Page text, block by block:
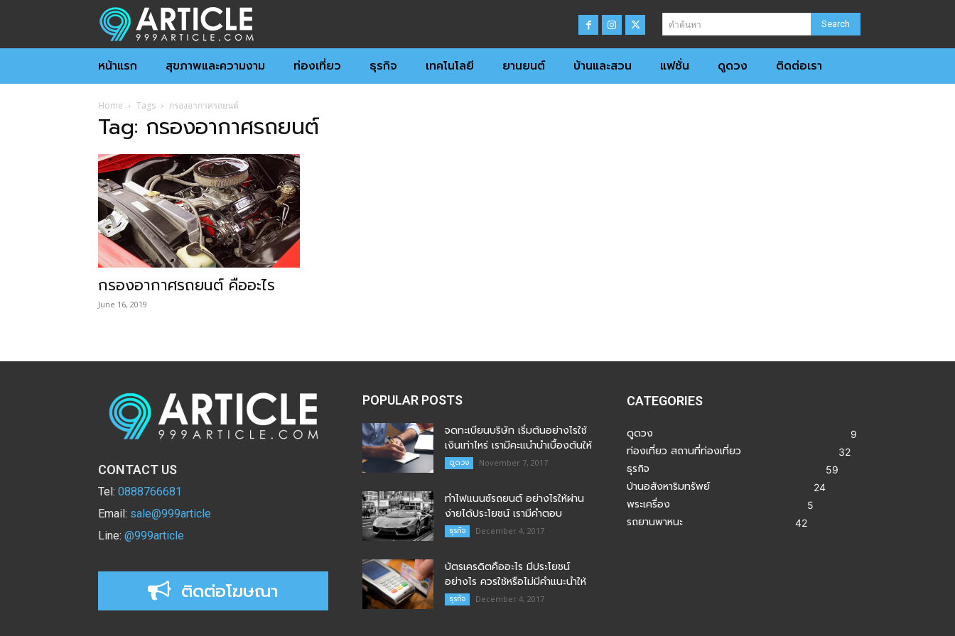
คำค้นหา Search
หน้าแรก สุขภาพและความงาม ท่องเที่ยว ธุรกิจ เทคโนโลยี ยานยนต์ บ้านและสวน แฟชั่น ดูดวง ติดต่อเรา
Home Tags กรองอากาศรถยนต์
Tag: กรองอากาศรถยนต์
กรองอากาศรถยนต์ คืออะไร
June 16, 2019
CONTACT US
Tel: 0888766681
Email: sale@999article
Line: @999article
ติดต่อโฆษณา
POPULAR POSTS
จดทะเบียนบริษัท เริ่มต้นอย่างไรใช้
เงินเท่าไหร่ เรามีคะแนำนำเบื้องต้นให้
ดูดวง November 7, 2017
ทำไฟแนนซ์รถยนต์ อย่างไรให้ผ่าน
ง่ายได้ประโยชน์ เรามีคำตอบ
ธุรกิจ December 4, 2017
บัตรเครดิตคืออะไร มีประโยชน์
อย่างไร ควรใช้หรือไม่มีคำแนะนำให้
ธุรกิจ December 4, 2017
CATEGORIES
ดูดวง 9
ท่องเที่ยว สถานที่ท่องเที่ยว 32
ธุรกิจ 59
บ้านอสังหาริมทรัพย์ 24
พระเครื่อง 5
รถยานพาหนะ 42